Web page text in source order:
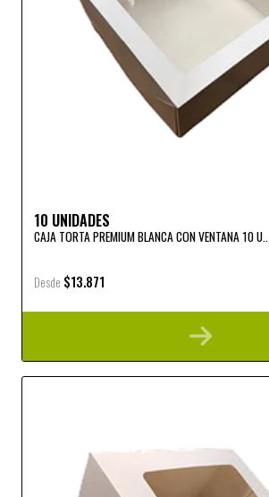
10 UNIDADES
CAJA TORTA PREMIUM BLANCA CON VENTANA 10 U..
Desde $13.871